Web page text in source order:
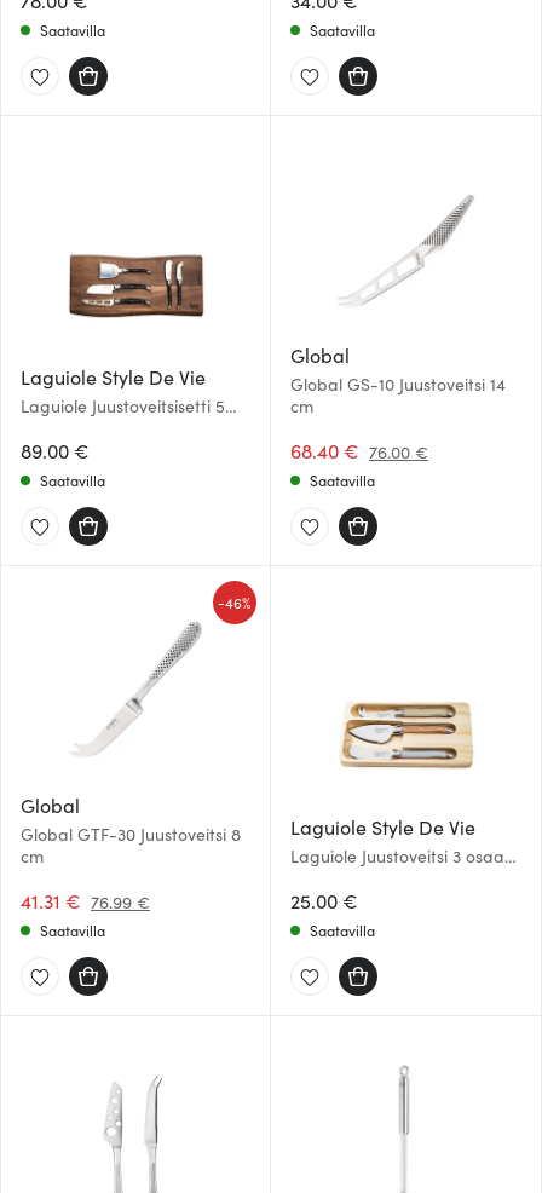
Saatavilla Saatavilla
Laguiole Style De Vie
Laguiole Juustoveitsisetti 5
89.00 €
Saatavilla
Global
Global GS-10 Juustoveitsi 14
cm
68.40 € 76.00 €
Saatavilla
Global
Global GTF-30 Juustoveitsi 8
cm
41.31 € 76.99 €
-46%
Saatavilla
Laguiole Style De Vie
Laguiole Juustoveitsi 3 osaa
25.00 €
Saatavilla